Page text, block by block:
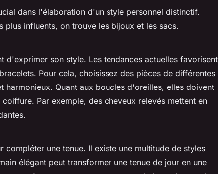
dans l'élaboration d'un style personnel distinctif.
plus influents, on trouve les bijoux et les sacs.
d'exprimer son style. Les tendances actuelles favorisent
Pour cela, choisissez des pièces de différentes
harmonieux. Quant aux boucles d'oreilles, elles doivent
Par exemple, des cheveux relevés mettent en
compléter une tenue. Il existe une multitude de styles
élégant peut transformer une tenue de jour en une